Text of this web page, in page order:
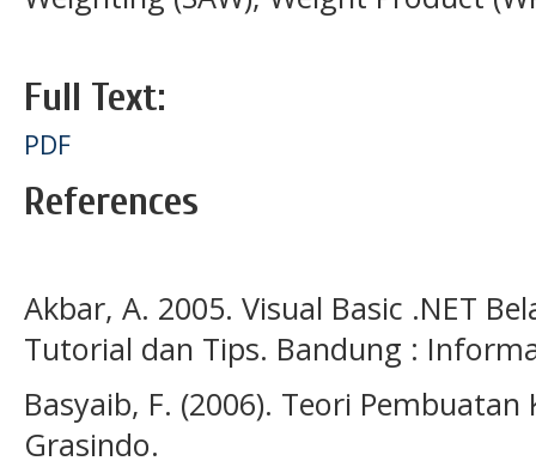
Full Text:
PDF
References
Akbar, A. 2005. Visual Basic .NET
Tutorial dan Tips. Bandung :
Basyaib, F. (2006). Teori Pembuatan
Grasindo.